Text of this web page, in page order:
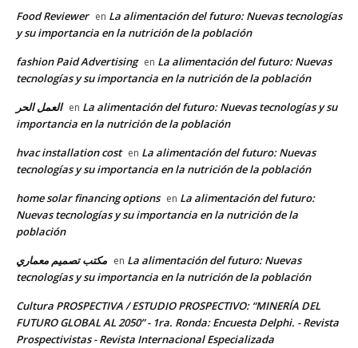
Food Reviewer en La alimentación del futuro: Nuevas tecnologías
y su importancia en la nutrición de la población
fashion Paid Advertising en La alimentación del futuro: Nuevas
tecnologías y su importancia en la nutrición de la población
العمل الحر en La alimentación del futuro: Nuevas tecnologías y su
importancia en la nutrición de la población
hvac installation cost en La alimentación del futuro: Nuevas
tecnologías y su importancia en la nutrición de la población
home solar financing options en La alimentación del futuro:
Nuevas tecnologías y su importancia en la nutrición de la
población
مكتب تصميم معماري en La alimentación del futuro: Nuevas
tecnologías y su importancia en la nutrición de la población
Cultura PROSPECTIVA / ESTUDIO PROSPECTIVO: “MINERÍA DEL
FUTURO GLOBAL AL 2050” - 1ra. Ronda: Encuesta Delphi. - Revista
Prospectivistas - Revista Internacional Especializada